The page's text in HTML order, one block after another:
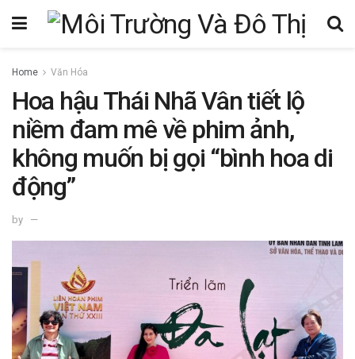
Home Văn Hóa
Hoa hậu Thái Nhã Vân tiết lộ
niềm đam mê về phim ảnh,
không muốn bị gọi “bình hoa di
động”
by